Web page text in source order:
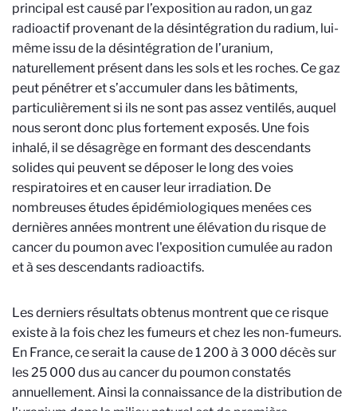
principal est causé par l’exposition au radon, un gaz
radioactif provenant de la désintégration du radium, lui-
même issu de la désintégration de l’uranium,
naturellement présent dans les sols et les roches. Ce gaz
peut pénétrer et s’accumuler dans les bâtiments,
particulièrement si ils ne sont pas assez ventilés, auquel
nous seront donc plus fortement exposés. Une fois
inhalé, il se désagrège en formant des descendants
solides qui peuvent se déposer le long des voies
respiratoires et en causer leur irradiation. De
nombreuses études épidémiologiques menées ces
dernières années montrent une élévation du risque de
cancer du poumon avec l'exposition cumulée au radon
et à ses descendants radioactifs.
Les derniers résultats obtenus montrent que ce risque
existe à la fois chez les fumeurs et chez les non-fumeurs.
En France, ce serait la cause de 1 200 à 3 000 décès sur
les 25 000 dus au cancer du poumon constatés
annuellement. Ainsi la connaissance de la distribution de